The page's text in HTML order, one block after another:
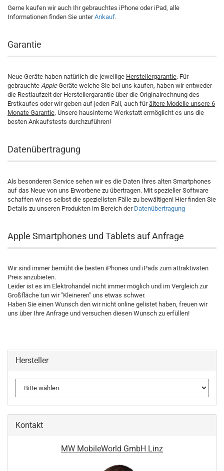
Gerne kaufen wir auch Ihr gebrauchtes iPhone oder iPad, alle
Informationen finden Sie unterAnkauf.
Garantie
Neue Geräte haben natürlich die jeweilige Herstellergarantie. Für
gebrauchte AppleGeräte welche Sie bei uns kaufen, haben wir entweder
die Restlaufzeit der Herstellergarantie über die Originalrechnung des
Erstkaufes oder wir geben auf jeden Fall, auch fürältere Modelle unsere 6
Monate Garantie. Unsere hausinterne Werkstatt ermöglicht es uns die
besten Ankaufstests durchzuführen!
Datenübertragung
Als besonderen Service sehen wir es die Daten Ihres alten Smartphones
auf das Neue von uns Erworbene zu übertragen. Mit spezieller Software
schaffen wir es selbst die speziellsten Fälle zu bewältigen! Hier finden Sie
Details zu unseren Produkten im Bereich der Datenübertragung
Apple Smartphones und Tablets auf Anfrage
Wir sind immer bemüht die besten iPhones und iPads zum attraktivsten
Preis anzubieten.
Leider ist es im Elektrohandel nicht immer möglich und im Vergleich zur
Großfläche tun wir "Kleineren" uns etwas schwer.
Haben Sie einen Wunsch den wir nicht online gelistet haben, freuen wir
uns über Ihre Anfrage und versuchen diesen Wunsch zu erfüllen!
Hersteller
Kontakt
MW MobileWorld GmbH Linz